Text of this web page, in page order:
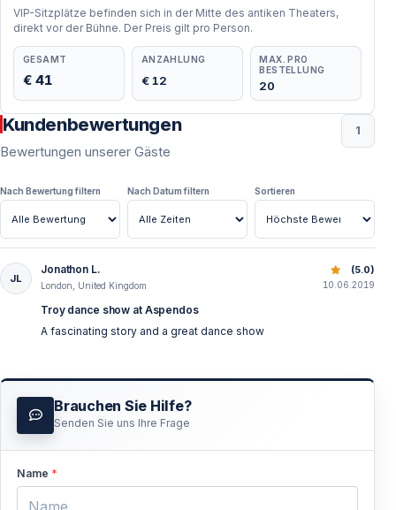
VIP-Sitzplätze befinden sich in der Mitte des antiken Theaters,
direkt vor der Bühne. Der Preis gilt pro Person.
GESAMT
€ 41
ANZAHLUNG
€ 12
MAX. PRO
BESTELLUNG
20
Kundenbewertungen
Bewertungen unserer Gäste
1
Nach Bewertung filtern Nach Datum filtern Sortieren
Antalya: TROY Tanzshow in der Aspendos Arena
JL
Jonathon L.
London, United Kingdom
(5.0)
10.06.2019
Troy dance show at Aspendos
A fascinating story and a great dance show
Brauchen Sie Hilfe?
Senden Sie uns Ihre Frage
Name *